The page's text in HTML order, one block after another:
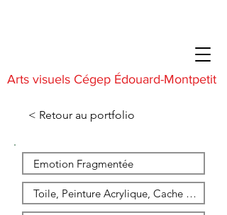
Arts visuels Cégep Édouard-Montpetit
< Retour au portfolio